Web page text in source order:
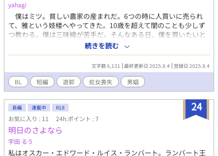
yahagi
僕はミツ。貧しい農家の産まれだ。6つの時に人買いに売られ
て、雅という妓楼へやってきた。10歳を超えて閨のことも少しず
つ教わる。僕は三味線が苦手だ。そんなある日、僕を買いたいと
いう男性が現れる。僕は葛葉という名前を貰って、初めての仕事
に臨む。※本番は13歳からです。※ムーンライトノベルズさんに
続きを読む
文字数 6,131 最終更新日 2025.8.4 登録日 2025.8.4
BL 短編 遊郭 処女喪失 男娼
24
長編 連載中 R18
お気に入り : 11 24h.ポイント : 7
明日のさよなら
宇田 るう
私はオスカー・エドワード・ルイス・ランバート。ランバート王